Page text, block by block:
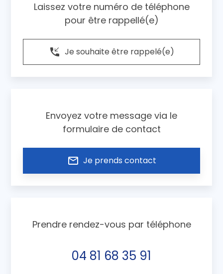
Laissez votre numéro de téléphone
pour être rappellé(e)
phone_callback Je souhaite être rappelé(e)
Envoyez votre message via le
formulaire de contact
mail_outline Je prends contact
Prendre rendez-vous par téléphone
04 81 68 35 91